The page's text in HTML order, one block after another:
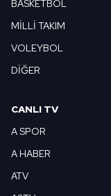
BASKETBOL
MİLLİ TAKIM
VOLEYBOL
DİĞER
CANLI TV
A SPOR
A HABER
ATV